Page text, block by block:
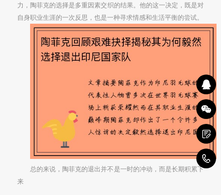
力，陶菲克的选择是多重因素交织的结果。他的这一决定，既是对
自身职业生涯的一次反思，也是一种寻求情感和生活平衡的尝试。
总的来说，陶菲克的退出并不是一时的冲动，而是长期积累下
来